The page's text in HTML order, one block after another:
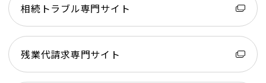
相続トラブル専門サイト
残業代請求専門サイト